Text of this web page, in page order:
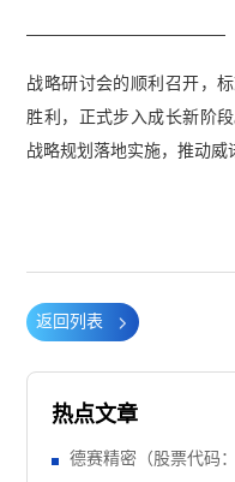
战略研讨会的顺利召开，
胜利，正式步入成长新阶
战略规划落地实施，推动威
返回列表
热点文章
德赛精密（股票代码